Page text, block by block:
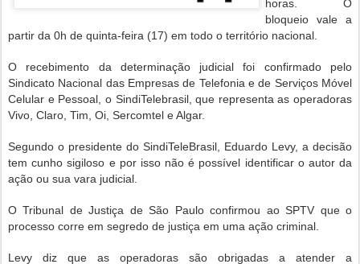
horas. O
bloqueio vale a
partir da 0h de quinta-feira (17) em todo o território nacional.
O recebimento da determinação judicial foi confirmado pelo
Sindicato Nacional das Empresas de Telefonia e de Serviços Móvel
Celular e Pessoal, o SindiTelebrasil, que representa as operadoras
Vivo, Claro, Tim, Oi, Sercomtel e Algar.
Segundo o presidente do SindiTeleBrasil, Eduardo Levy, a decisão
tem cunho sigiloso e por isso não é possível identificar o autor da
ação ou sua vara judicial.
O Tribunal de Justiça de São Paulo confirmou ao SPTV que o
processo corre em segredo de justiça em uma ação criminal.
Levy diz que as operadoras são obrigadas a atender a